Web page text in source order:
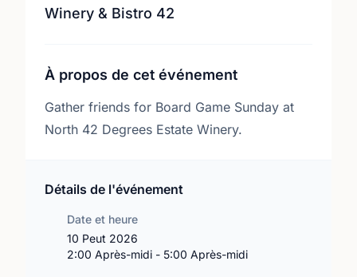
Winery & Bistro 42
À propos de cet événement
Gather friends for Board Game Sunday at
North 42 Degrees Estate Winery.
Détails de l'événement
Date et heure
10 Peut 2026
2:00 Après-midi - 5:00 Après-midi